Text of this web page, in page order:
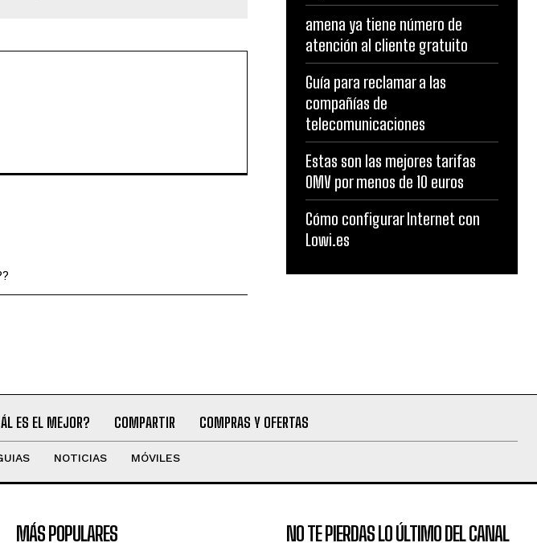
amena ya tiene número de
atención al cliente gratuito
Guía para reclamar a las
compañías de
telecomunicaciones
Estas son las mejores tarifas
OMV por menos de 10 euros
Cómo configurar Internet con
Lowi.es
ES EL MEJOR? COMPARTIR COMPRAS Y OFERTAS
NOTICIAS MÓVILES
MÁS POPULARES NO TE PIERDAS LO ÚLTIMO DEL CANAL